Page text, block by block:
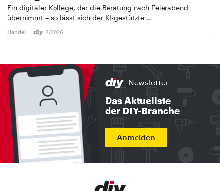
Ein digitaler Kollege, der die Beratung nach Feierabend
übernimmt – so lässt sich der KI-gestützte …
Handel 8/2026
Newsletter
Das Aktuellste
der DIY-Branche
Anmelden